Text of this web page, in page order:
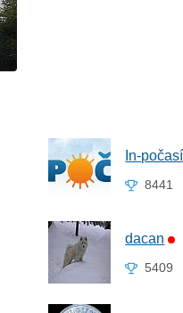
In-počasí
8441
dacan
5409